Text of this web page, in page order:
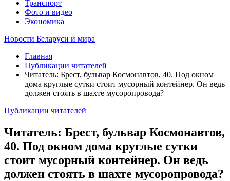
Транспорт
Фото и видео
Экономика
Новости Беларуси и мира
Главная
Публикации читателей
Читатель: Брест, бульвар Космонавтов, 40. Под окном
дома круглые сутки стоит мусорный контейнер. Он ведь
должен стоять в шахте мусоропровода?
Публикации читателей
Читатель: Брест, бульвар Космонавтов,
40. Под окном дома круглые сутки
стоит мусорный контейнер. Он ведь
должен стоять в шахте мусоропровода?